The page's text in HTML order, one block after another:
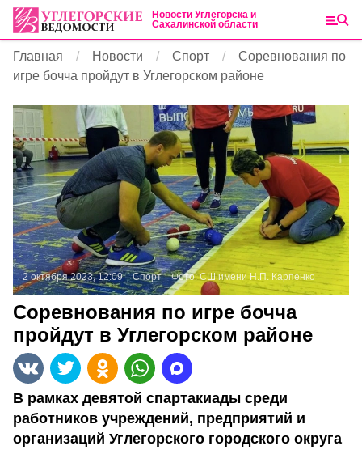
Новости Углегорска и
Сахалинской области
Главная Новости Спорт
Соревнования по
игре бочча пройдут в Углегорском районе
2 октября 2023, 12:09 Спорт Фото:СШ имени Н.П. Карпенко
Соревнования по игре бочча
пройдут в Углегорском районе
В рамках девятой спартакиады среди
работников учреждений, предприятий и
организаций Углегорского городского округа